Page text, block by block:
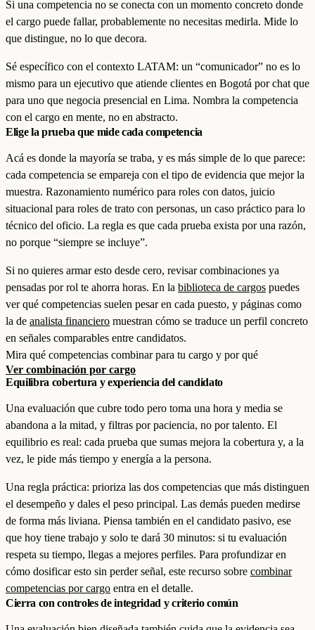
Si una competencia no se conecta con un momento concreto donde
el cargo puede fallar, probablemente no necesitas medirla. Mide lo
que distingue, no lo que decora.
Sé específico con el contexto LATAM: un “comunicador” no es lo
mismo para un ejecutivo que atiende clientes en Bogotá por chat que
para uno que negocia presencial en Lima. Nombra la competencia
con el cargo en mente, no en abstracto.
Elige la prueba que mide cada competencia
Acá es donde la mayoría se traba, y es más simple de lo que parece:
cada competencia se empareja con el tipo de evidencia que mejor la
muestra. Razonamiento numérico para roles con datos, juicio
situacional para roles de trato con personas, un caso práctico para lo
técnico del oficio. La regla es que cada prueba exista por una razón,
no porque “siempre se incluye”.
Si no quieres armar esto desde cero, revisar combinaciones ya
pensadas por rol te ahorra horas. En la biblioteca de cargos puedes
ver qué competencias suelen pesar en cada puesto, y páginas como
la de analista financiero muestran cómo se traduce un perfil concreto
en señales comparables entre candidatos.
Mira qué competencias combinar para tu cargo y por qué
Ver combinación por cargo
Equilibra cobertura y experiencia del candidato
Una evaluación que cubre todo pero toma una hora y media se
abandona a la mitad, y filtras por paciencia, no por talento. El
equilibrio es real: cada prueba que sumas mejora la cobertura y, a la
vez, le pide más tiempo y energía a la persona.
Una regla práctica: prioriza las dos competencias que más distinguen
el desempeño y dales el peso principal. Las demás pueden medirse
de forma más liviana. Piensa también en el candidato pasivo, ese
que hoy tiene trabajo y solo te dará 30 minutos: si tu evaluación
respeta su tiempo, llegas a mejores perfiles. Para profundizar en
cómo dosificar esto sin perder señal, este recurso sobre combinar
competencias por cargo entra en el detalle.
Cierra con controles de integridad y criterio común